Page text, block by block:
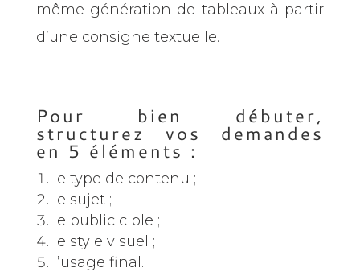
même génération de tableaux à partir
d’une consigne textuelle.
Pour bien débuter,
structurez vos demandes
en 5 éléments :
le type de contenu ;
le sujet ;
le public cible ;
le style visuel ;
l’usage final.